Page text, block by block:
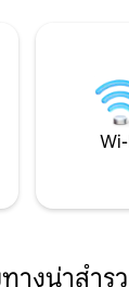
างน่าสำร